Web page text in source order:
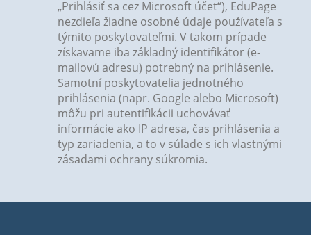
„Prihlásiť sa cez Microsoft účet“), EduPage
nezdieľa žiadne osobné údaje používateľa s
týmito poskytovateľmi. V takom prípade
získavame iba základný identifikátor (e-
mailovú adresu) potrebný na prihlásenie.
Samotní poskytovatelia jednotného
prihlásenia (napr. Google alebo Microsoft)
môžu pri autentifikácii uchovávať
informácie ako IP adresa, čas prihlásenia a
typ zariadenia, a to v súlade s ich vlastnými
zásadami ochrany súkromia.